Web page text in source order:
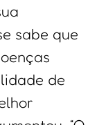
sabe que
de